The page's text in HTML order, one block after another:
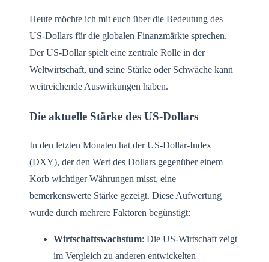
Heute möchte ich mit euch über die Bedeutung des
US-Dollars für die globalen Finanzmärkte sprechen.
Der US-Dollar spielt eine zentrale Rolle in der
Weltwirtschaft, und seine Stärke oder Schwäche kann
weitreichende Auswirkungen haben.
Die aktuelle Stärke des US-Dollars
In den letzten Monaten hat der US-Dollar-Index
(DXY), der den Wert des Dollars gegenüber einem
Korb wichtiger Währungen misst, eine
bemerkenswerte Stärke gezeigt. Diese Aufwertung
wurde durch mehrere Faktoren begünstigt:
Wirtschaftswachstum: Die US-Wirtschaft zeigt
im Vergleich zu anderen entwickelten